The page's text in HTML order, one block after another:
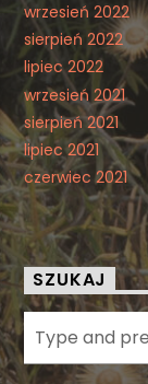
wrzesień 2022
sierpień 2022
lipiec 2022
wrzesień 2021
sierpień 2021
lipiec 2021
czerwiec 2021
SZUKAJ